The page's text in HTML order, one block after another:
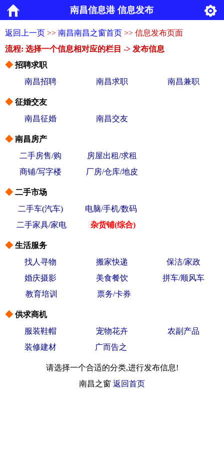
南昌信息港 信息发布
返回上一页 >> 南昌南昌之窗首页 >> 信息发布页面
流程: 选择一个信息相对应的栏目 -> 发布信息
◆ 招聘求职
南昌招聘
南昌求职 南昌兼职
◆ 征婚交友
南昌征婚
南昌交友
◆ 南昌房产
二手房售/购
房屋出租/求租
商铺/写字楼
厂房/仓库/地皮
◆ 二手市场
二手车(汽车)
电脑/手机/数码
二手家具/家电
杂货铺(综合)
◆ 生活服务
找人寻物
搬家快递
保洁/家政
婚庆摄影
美食餐饮
拼车/顺风车
教育培训
票务/卡券
◆ 供求商机
服装鞋帽
宠物花卉
农副产品
装修建材
广而告之
请选择一个合适的分类,进行发布信息!
南昌之窗 返回首页